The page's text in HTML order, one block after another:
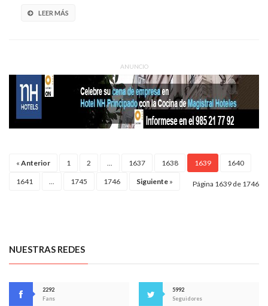
LEER MÁS
ANUNCIO
« Anterior 1 2 1637 1638 1639 1640
1641 1745 1746 Siguiente » Página 1639 de 1746
NUESTRAS REDES
2292
Fans
5992
Seguidores